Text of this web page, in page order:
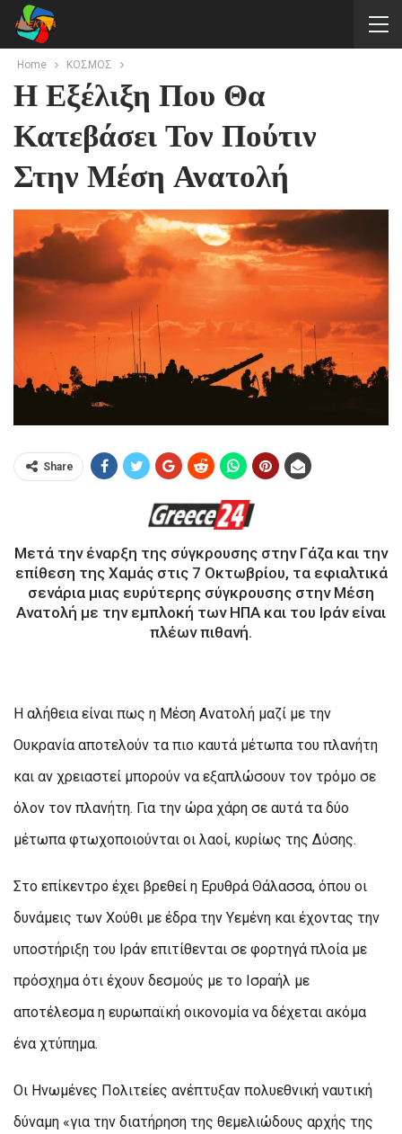
Home ΚΟΣΜΟΣ
Η Εξέλιξη Που Θα
Κατεβάσει Τον Πούτιν
Στην Μέση Ανατολή
Share
Μετά την έναρξη της σύγκρουσης στην Γάζα και την
επίθεση της Χαμάς στις 7 Οκτωβρίου, τα εφιαλτικά
σενάρια μιας ευρύτερης σύγκρουσης στην Μέση
Ανατολή με την εμπλοκή των ΗΠΑ και του Ιράν είναι
πλέων πιθανή.
Η αλήθεια είναι πως η Μέση Ανατολή μαζί με την
Ουκρανία αποτελούν τα πιο καυτά μέτωπα του πλανήτη
και αν χρειαστεί μπορούν να εξαπλώσουν τον τρόμο σε
όλον τον πλανήτη. Για την ώρα χάρη σε αυτά τα δύο
μέτωπα φτωχοποιούνται οι λαοί, κυρίως της Δύσης.
Στο επίκεντρο έχει βρεθεί η Ερυθρά Θάλασσα, όπου οι
δυνάμεις των Χούθι με έδρα την Υεμένη και έχοντας την
υποστήριξη του Ιράν επιτίθενται σε φορτηγά πλοία με
πρόσχημα ότι έχουν δεσμούς με το Ισραήλ με
αποτέλεσμα η ευρωπαϊκή οικονομία να δέχεται ακόμα
ένα χτύπημα.
Οι Ηνωμένες Πολιτείες ανέπτυξαν πολυεθνική ναυτική
δύναμη «για την διατήρηση της θεμελιώδους αρχής της